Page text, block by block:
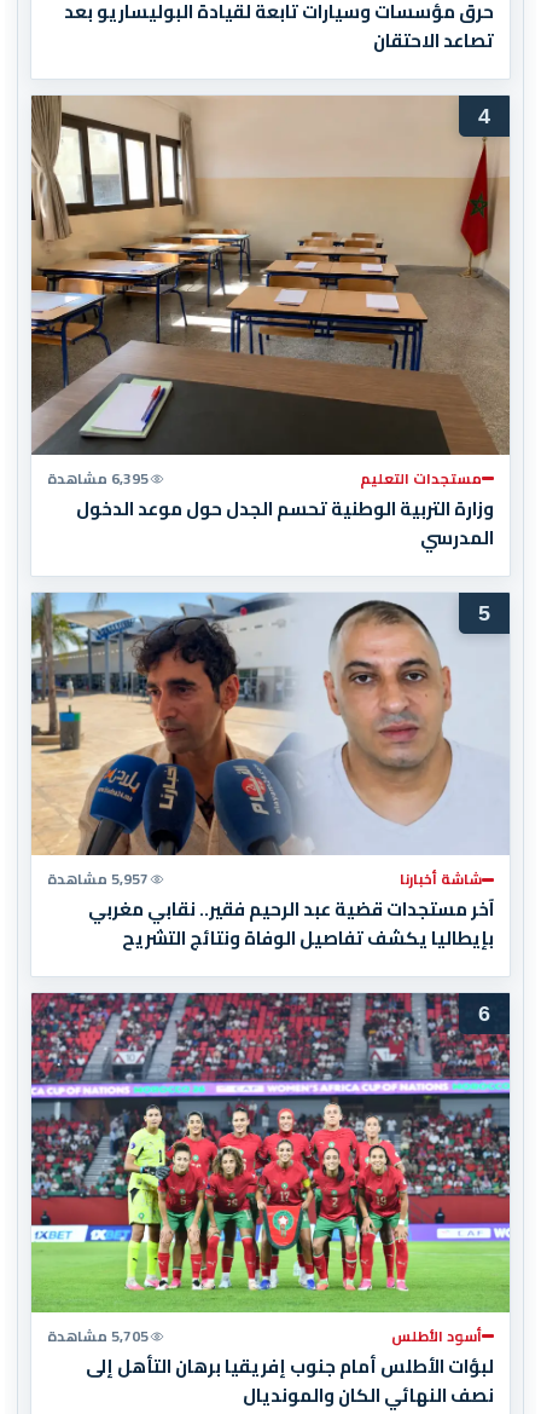
حرق مؤسسات وسيارات تابعة لقيادة البوليساريو بعد
تصاعد الاحتقان
4
مستجدات التعليم 6,395 مشاهدة
وزارة التربية الوطنية تحسم الجدل حول موعد الدخول
المدرسي
5
شاشة أخبارنا 5,957 مشاهدة
آخر مستجدات قضية عبد الرحيم فقير.. نقابي مغربي
بإيطاليا يكشف تفاصيل الوفاة ونتائج التشريح
6
أسود الأطلس 5,705 مشاهدة
لبؤات الأطلس أمام جنوب إفريقيا برهان التأهل إلى
نصف النهائي الكان والمونديال